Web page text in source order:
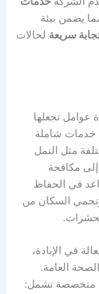
يضمن بيئة
سريعة لحالات
تجعلها
خدمات شاملة
مثل النمل
إلى مكافحة
في الحفاظ
وتحمي السكان من
في الإبادة،
العامة.
متخصصة تشمل: